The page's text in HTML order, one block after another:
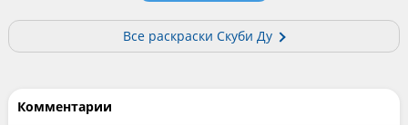
Все раскраски Скуби Ду
Комментарии